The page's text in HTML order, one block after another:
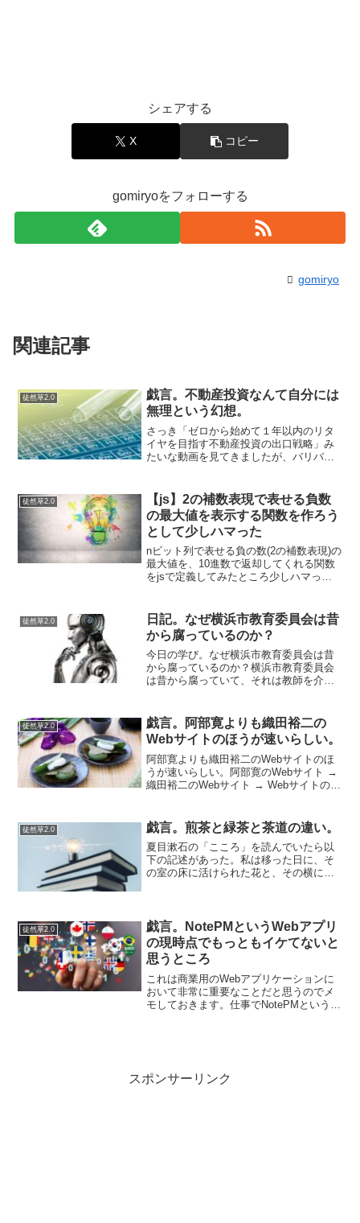
シェアする
X コピー
gomiryoをフォローする
gomiryo
関連記事
徒然草2.0
戯言。不動産投資なんて自分には
無理という幻想。
さっき「ゼロから始めて１年以内のリタ
イヤを目指す不動産投資の出口戦略」み
たいな動画を見てきましたが、バリバリ
相学じゃないけど、もう顔の造りが自分
と違うじゃないですかｗ自...
徒然草2.0
【js】2の補数表現で表せる負数
の最大値を表示する関数を作ろう
として少しハマった
nビット列で表せる負の数(2の補数表現)の
最大値を、10進数で返却してくれる関数
をjsで定義してみたところ少しハマっ
表すと「-2^(n-1) ～ 2^(n-1...
徒然草2.0
日記。なぜ横浜市教育委員会は昔
から腐っているのか？
今日の学び。なぜ横浜市教育委員会は昔
から腐っているのか？横浜市教育委員会
は昔から腐っていて、それは教師を介し
のか？と聞かれると明確には答えられな
いのだが、とにかく腐って...
徒然草2.0
戯言。阿部寛よりも織田裕二の
Webサイトのほうが速いらしい。
阿部寛よりも織田裕二のWebサイトのほ
うが速いらしい。阿部寛のWebサイト →
織田裕二のWebサイト → Webサイトの速
文字が表示されてから画像が表示される
タイムラ...
徒然草2.0 戯言。煎茶と緑茶と茶道の違い。
夏目漱石の「こころ」を読んでいたら以
下の記述があった。私は移った日に、そ
の室の床に活けられた花と、その横に立
で、唐めいた趣味を小供のう...
徒然草2.0
戯言。NotePMというWebアプリ
の現時点でもっともイケてないと
思うところ
これは商業用のWebアプリケーションに
おいて非常に重要なことだと思うのでメ
モしておきます。仕事でNotePMという
スポンサーリンク